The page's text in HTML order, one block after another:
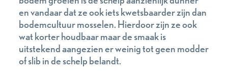
en vandaar dat ze ook iets kwetsbaarder zijn dan
bodemcultuur mosselen. Hierdoor zijn ze ook
wat korter houdbaar maar de smaak is
uitstekend aangezien er weinig tot geen modder
of slib in de schelp belandt.